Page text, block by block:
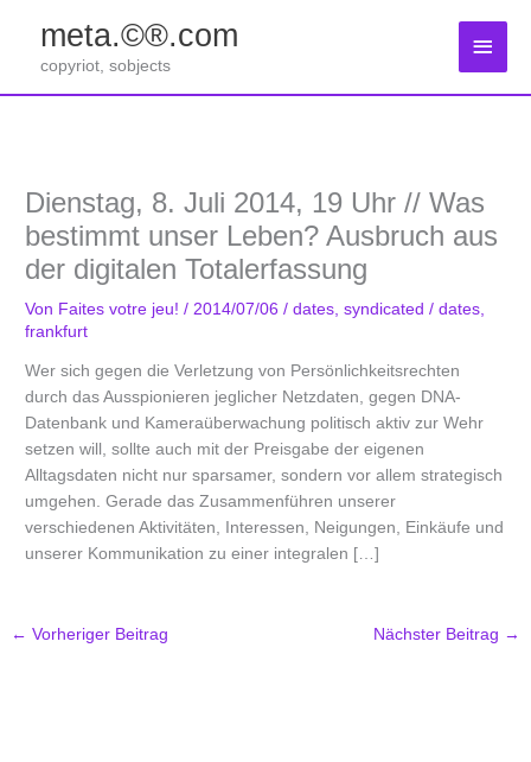
springen
meta.©®.com
copyriot, sobjects
Dienstag, 8. Juli 2014, 19 Uhr // Was
bestimmt unser Leben? Ausbruch aus
der digitalen Totalerfassung
Von Faites votre jeu!/ 2014/07/06/dates ,syndicated /dates
frankfurt
Wer sich gegen die Verletzung von Persönlichkeitsrechten
durch das Ausspionieren jeglicher Netzdaten, gegen DNA-
Datenbank und Kameraüberwachung politisch aktiv zur Wehr
setzen will, sollte auch mit der Preisgabe der eigenen
Alltagsdaten nicht nur sparsamer, sondern vor allem strategisch
umgehen. Gerade das Zusammenführen unserer
verschiedenen Aktivitäten, Interessen, Neigungen, Einkäufe und
unserer Kommunikation zu einer integralen […]
← Vorheriger Beitrag Nächster Beitrag →